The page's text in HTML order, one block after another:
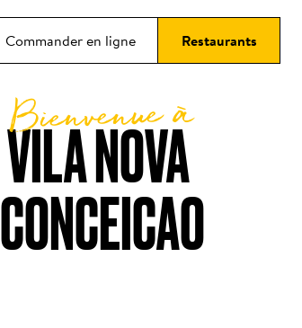
Commander en ligne Restaurants
VILA NOVA
CONCEICAO
Bienvenue à